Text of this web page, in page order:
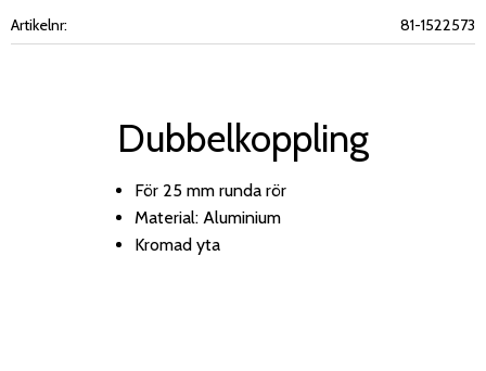
Artikelnr 81-1522573
Dubbelkoppling
För 25 mm runda rör
Material: Aluminium
Kromad yta